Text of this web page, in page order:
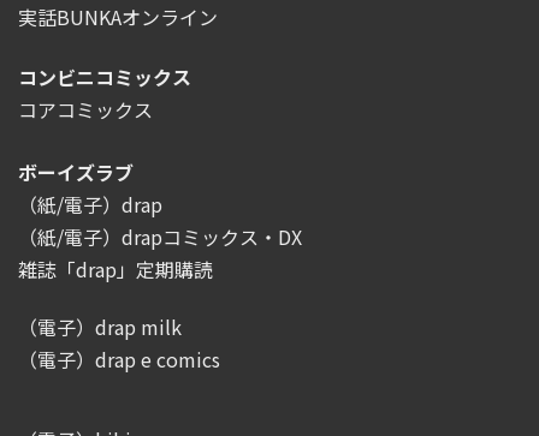
実話BUNKAオンライン
コンビニコミックス
コアコミックス
ボーイズラブ
（紙/電子）drap
（紙/電子）drapコミックス・DX
雑誌「drap」定期購読
（電子）drap milk
（電子）drap e comics